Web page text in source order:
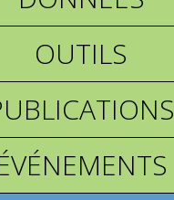
OUTILS